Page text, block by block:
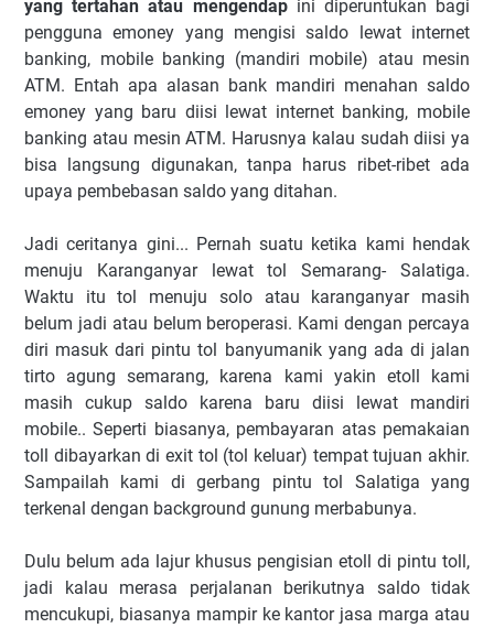
yang tertahan atau mengendapini diperuntukan bagi
pengguna emoney yang mengisi saldo lewat internet
banking, mobile banking (mandiri mobile) atau mesin
ATM. Entah apa alasan bank mandiri menahan saldo
emoney yang baru diisi lewat internet banking, mobile
banking atau mesin ATM. Harusnya kalau sudah diisi ya
bisa langsung digunakan, tanpa harus ribet-ribet ada
upaya pembebasan saldo yang ditahan.
Jadi ceritanya gini... Pernah suatu ketika kami hendak
menuju Karanganyar lewat tol Semarang- Salatiga.
Waktu itu tol menuju solo atau karanganyar masih
belum jadi atau belum beroperasi. Kami dengan percaya
diri masuk dari pintu tol banyumanik yang ada di jalan
tirto agung semarang, karena kami yakin etoll kami
masih cukup saldo karena baru diisi lewat mandiri
mobile.. Seperti biasanya, pembayaran atas pemakaian
toll dibayarkan di exit tol (tol keluar) tempat tujuan akhir.
Sampailah kami di gerbang pintu tol Salatiga yang
terkenal dengan background gunung merbabunya.
Dulu belum ada lajur khusus pengisian etoll di pintu toll,
jadi kalau merasa perjalanan berikutnya saldo tidak
mencukupi, biasanya mampir ke kantor jasa marga atau